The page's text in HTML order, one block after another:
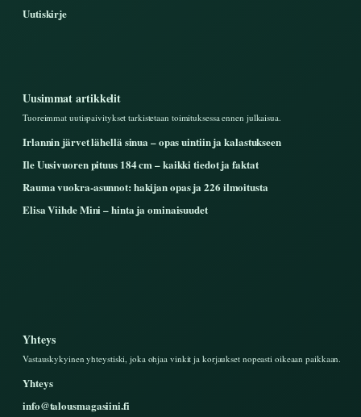
Uutiskirje
Uusimmat artikkelit
Tuoreimmat uutispaivitykset tarkistetaan toimituksessa ennen julkaisua.
Irlannin järvet lähellä sinua – opas uintiin ja kalastukseen
Ile Uusivuoren pituus 184 cm – kaikki tiedot ja faktat
Rauma vuokra-asunnot: hakijan opas ja 226 ilmoitusta
Elisa Viihde Mini – hinta ja ominaisuudet
Yhteys
Vastauskykyinen yhteystiski, joka ohjaa vinkit ja korjaukset nopeasti oikeaan paikkaan.
Yhteys
info@talousmagasiini.fi